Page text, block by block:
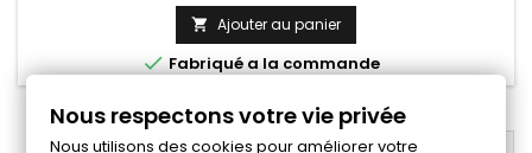
 Ajouter au panier
Fabriqué a la commande
Nous respectons votre vie privée
Nous utilisons des cookies pour améliorer votre